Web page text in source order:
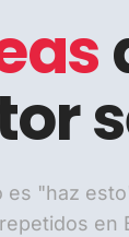
"haz
en